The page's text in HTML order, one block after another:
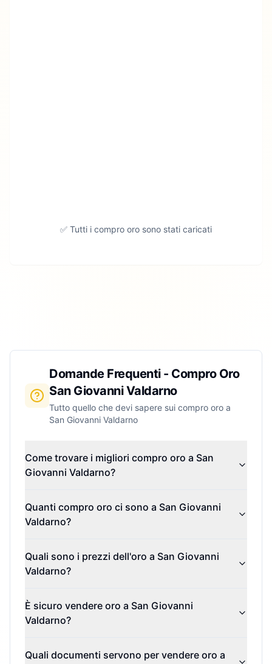
✅ Tutti i compro oro sono stati caricati
Domande Frequenti - Compro Oro
San Giovanni Valdarno
Tutto quello che devi sapere sui compro oro a
San Giovanni Valdarno
Come trovare i migliori compro oro a San
Giovanni Valdarno?
Quanti compro oro ci sono a San Giovanni
Valdarno?
Quali sono i prezzi dell'oro a San Giovanni
Valdarno?
È sicuro vendere oro a San Giovanni
Valdarno?
Quali documenti servono per vendere oro a